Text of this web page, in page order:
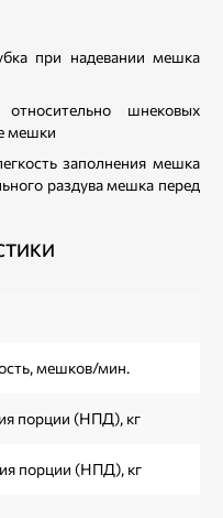
при надевании мешка
шнековых
мешки
заполнения мешка
раздува мешка перед
мешков/мин.
порции (НПД), кг
порции (НПД), кг